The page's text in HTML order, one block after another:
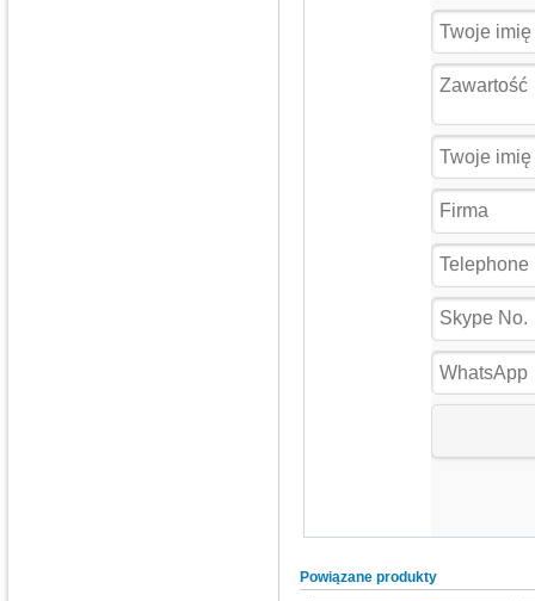
Powiązane produkty